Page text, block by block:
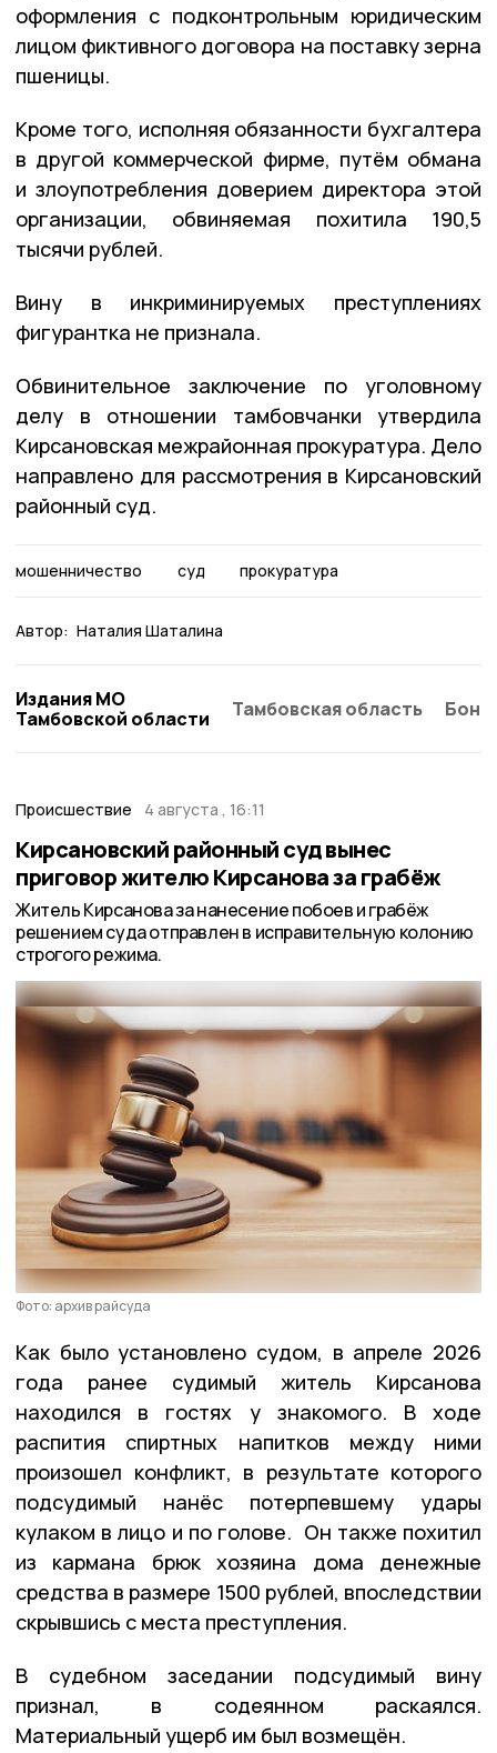
оформления с подконтрольным юридическим
лицом фиктивного договора на поставку зерна
пшеницы.
Кроме того, исполняя обязанности бухгалтера
в другой коммерческой фирме, путём обмана
и злоупотребления доверием директора этой
организации, обвиняемая похитила 190,5
тысячи рублей.
Вину в инкриминируемых преступлениях
фигурантка не признала.
Обвинительное заключение по уголовному
делу в отношении тамбовчанки утвердила
Кирсановская межрайонная прокуратура. Дело
направлено для рассмотрения в Кирсановский
районный суд.
мошенничество суд прокуратура
Автор: Наталия Шаталина
Издания МО
Тамбовской области
Тамбовская область
Происшествие 4 августа , 16:11
Кирсановский районный суд вынес
приговор жителю Кирсанова за грабёж
Житель Кирсанова за нанесение побоев и грабёж
решением суда отправлен в исправительную колонию
строгого режима.
Фото: архив райсуда
Как было установлено судом, в апреле 2026
года ранее судимый житель Кирсанова
находился в гостях у знакомого. В ходе
распития спиртных напитков между ними
произошел конфликт, в результате которого
подсудимый нанёс потерпевшему удары
кулаком в лицо и по голове. Он также похитил
из кармана брюк хозяина дома денежные
средства в размере 1500 рублей, впоследствии
скрывшись с места преступления.
В судебном заседании подсудимый вину
признал, в содеянном раскаялся.
Материальный ущерб им был возмещён.